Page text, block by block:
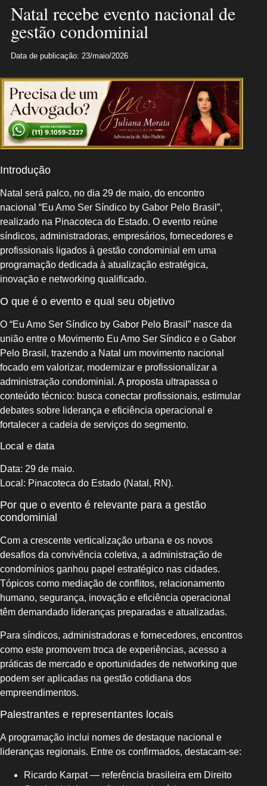
Natal recebe evento nacional de
gestão condominial
Data de publicação: 23/maio/2026
Introdução
Natal será palco, no dia 29 de maio, do encontro
nacional “Eu Amo Ser Síndico by Gabor Pelo Brasil”,
realizado na Pinacoteca do Estado. O evento reúne
síndicos, administradoras, empresários, fornecedores e
profissionais ligados à gestão condominial em uma
programação dedicada à atualização estratégica,
inovação e networking qualificado.
O que é o evento e qual seu objetivo
O “Eu Amo Ser Síndico by Gabor Pelo Brasil” nasce da
união entre o Movimento Eu Amo Ser Síndico e o Gabor
Pelo Brasil, trazendo a Natal um movimento nacional
focado em valorizar, modernizar e profissionalizar a
administração condominial. A proposta ultrapassa o
conteúdo técnico: busca conectar profissionais, estimular
debates sobre liderança e eficiência operacional e
fortalecer a cadeia de serviços do segmento.
Local e data
Data: 29 de maio.
Local: Pinacoteca do Estado (Natal, RN).
Por que o evento é relevante para a gestão
condominial
Com a crescente verticalização urbana e os novos
desafios da convivência coletiva, a administração de
condomínios ganhou papel estratégico nas cidades.
Tópicos como mediação de conflitos, relacionamento
humano, segurança, inovação e eficiência operacional
têm demandado lideranças preparadas e atualizadas.
Para síndicos, administradoras e fornecedores, encontros
como este promovem troca de experiências, acesso a
práticas de mercado e oportunidades de networking que
podem ser aplicadas na gestão cotidiana dos
empreendimentos.
Palestrantes e representantes locais
A programação inclui nomes de destaque nacional e
lideranças regionais. Entre os confirmados, destacam-se:
Ricardo Karpat — referência brasileira em Direito